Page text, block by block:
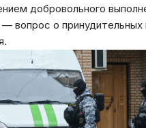
добровольного
— вопрос о